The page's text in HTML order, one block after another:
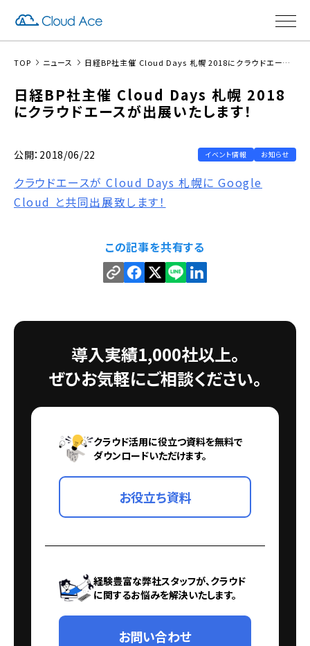
TOP ニュース 日経BP社主催 Cloud Days 札幌 2018にクラウドエースが出展いたします！
日経BP社主催 Cloud Days 札幌 2018
にクラウドエースが出展いたします！
公開：2018/06/22 イベント情報 お知らせ
クラウドエースが Cloud Days 札幌に Google
Cloud と共同出展致します！
この記事を共有する
導入実績1,000社以上。
ぜひお気軽にご相談ください。
クラウド活用に役立つ資料を無料で
ダウンロードいただけます。
お役立ち資料
経験豊富な弊社スタッフが、クラウド
に関するお悩みを解決いたします。
お問い合わせ